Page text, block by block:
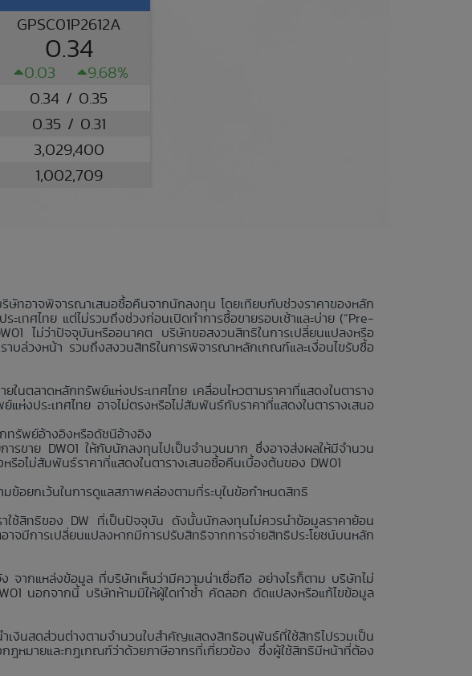
GPSC01P2612A
0.34
0.03
9.68%
0.34 / 0.35
0.35 / 0.31
3,029,400
1,002,709
ษัทอาจพิจารณาเสนอซื้อคืนจากนักลงทุน โดยเทียบกับช่วงราคาของหลัก
ทศไทย แต่ไม่รวมถึงช่วงก่อนเปิดทำการซื้อขายรอบเช้าและบ่าย (“Pre-
ไม่ว่าปัจจุบันหรืออนาคต บริษัทขอสงวนสิทธิในการเปลี่ยนแปลงหรือ
บล่วงหน้า รวมถึงสงวนสิทธิในการพิจารณาหลักเกณฑ์และเงื่อนไขรับซื้อ
ในตลาดหลักทรัพย์แห่งประเทศไทย เคลื่อนไหวตามราคาที่แสดงในตาราง
ห่งประเทศไทย อาจไม่ตรงหรือไม่สัมพันธ์กับราคาที่แสดงในตารางเสนอ
ทรัพย์อ้างอิงหรือดัชนีอ้างอิง
รขาย DW01 ให้กับนักลงทุนไปเป็นจำนวนมาก ซึ่งอาจส่งผลให้มีจำนวน
รือไม่สัมพันธ์ราคาที่แสดงในตารางเสนอซื้อคืนเบื้องต้นของ DW01
อยกเว้นในการดูแลสภาพคล่องตามที่ระบุในข้อกำหนดสิทธิ
ใช้สิทธิของ DW ที่เป็นปัจจุบัน ดังนั้นนักลงทุนไม่ควรนำข้อมูลราคาย้อน
มีการเปลี่ยนแปลงหากมีการปรับสิทธิจากการจ่ายสิทธิประโยชน์บนหลัก
จากแหล่งข้อมูล ที่บริษัทเห็นว่ามีความน่าเชื่อถือ อย่างไรก็ตาม บริษัทไม่
นอกจากนี้ บริษัทห้ามมิให้ผู้ใดทำซ้ำ คัดลอก ดัดแปลงหรือแก้ไขข้อมูล
นสดส่วนต่างตามจำนวนใบสำคัญแสดงสิทธิอนุพันธ์ที่ใช้สิทธิไปรวมเป็น
ฎหมายและกฎเกณฑ์ว่าด้วยภาษีอากรที่เกี่ยวข้อง ซึ่งผู้ใช้สิทธิมีหน้าที่ต้อง